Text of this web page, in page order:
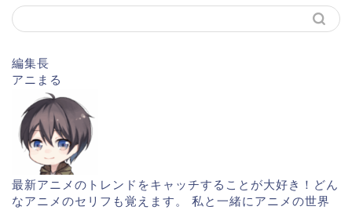
編集長
アニまる
最新アニメのトレンドをキャッチすることが大好き！どん
なアニメのセリフも覚えます。 私と一緒にアニメの世界